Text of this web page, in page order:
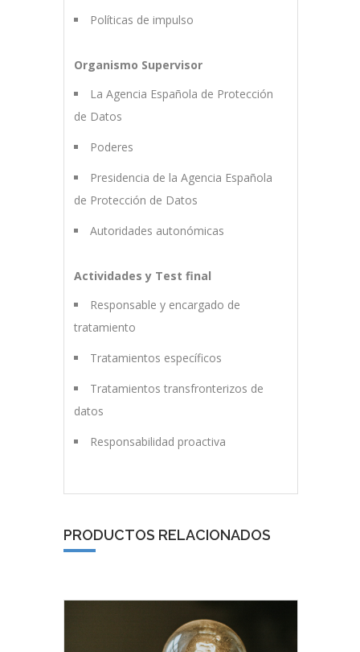
Políticas de impulso
Organismo Supervisor
La Agencia Española de Protección
de Datos
Poderes
Presidencia de la Agencia Española
de Protección de Datos
Autoridades autonómicas
Actividades y Test final
Responsable y encargado de
tratamiento
Tratamientos específicos
Tratamientos transfronterizos de
datos
Responsabilidad proactiva
PRODUCTOS RELACIONADOS